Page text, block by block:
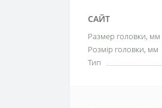
САЙТ
Размер головки, мм
Розмір головки, мм
Тип